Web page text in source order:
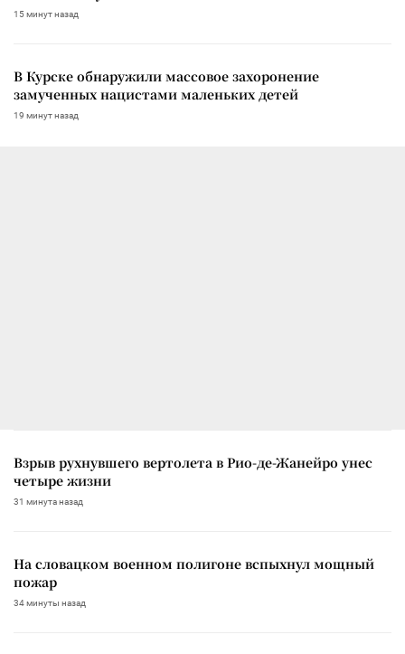
15 минут назад
В Курске обнаружили массовое захоронение
замученных нацистами маленьких детей
19 минут назад
Взрыв рухнувшего вертолета в Рио-де-Жанейро унес
четыре жизни
31 минута назад
На словацком военном полигоне вспыхнул мощный
пожар
34 минуты назад